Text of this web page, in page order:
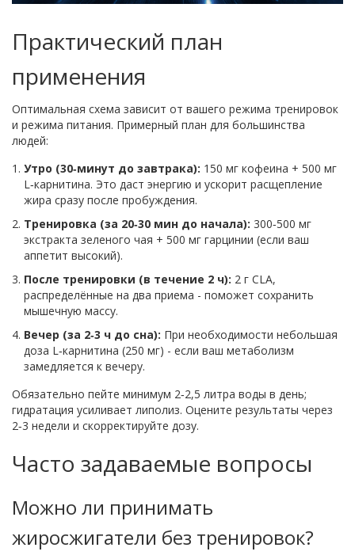
Практический план
применения
Оптимальная схема зависит от вашего режима тренировок
и режима питания. Примерный план для большинства
людей:
Утро (30‑минут до завтрака): 150 мг кофеина + 500 мг
L‑карнитина. Это даст энергию и ускорит расщепление
жира сразу после пробуждения.
Тренировка (за 20‑30 мин до начала): 300‑500 мг
экстракта зеленого чая + 500 мг гарцинии (если ваш
аппетит высокий).
После тренировки (в течение 2 ч): 2 г CLA,
распределённые на два приема - поможет сохранить
мышечную массу.
Вечер (за 2‑3 ч до сна): При необходимости небольшая
доза L‑карнитина (250 мг) - если ваш метаболизм
замедляется к вечеру.
Обязательно пейте минимум 2‑2,5 литра воды в день;
гидратация усиливает липолиз. Оцените результаты через
2‑3 недели и скорректируйте дозу.
Часто задаваемые вопросы
Можно ли принимать
жиросжигатели без тренировок?